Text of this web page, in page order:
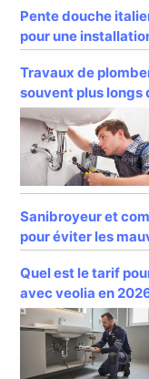
Pente douche
pour une
Travaux de
souvent plus longs
Sanibroyeur et
pour éviter les
Quel est le tarif
avec veolia en